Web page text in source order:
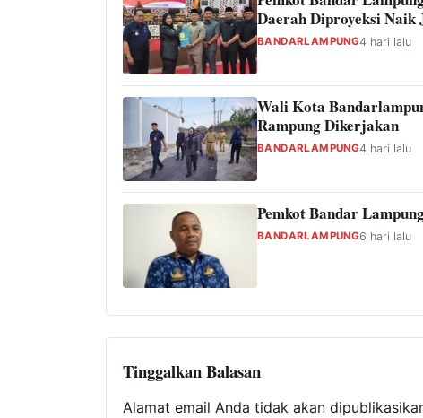
Daerah Diproyeksi
BANDARLAMPUNG4 hari lalu
Wali Kota
Rampung Dikerjakan
BANDARLAMPUNG4 hari lalu
Pemkot Bandar
BANDARLAMPUNG6 hari lalu
Tinggalkan Balasan
Alamat email Anda tidak akan